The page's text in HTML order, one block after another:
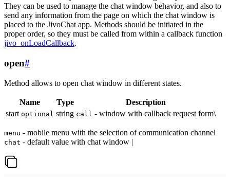
They can be used to manage the chat window behavior, and also to
send any information from the page on which the chat window is
placed to the JivoChat app. Methods should be initiated in the
proper order, so they must be called from within a callback function
jivo_onLoadCallback.
open#
Method allows to open chat window in different states.
Name Type
Description
start optional string call - window with callback request form\
menu - mobile menu with the selection of communication channel
chat - default value with chat window |